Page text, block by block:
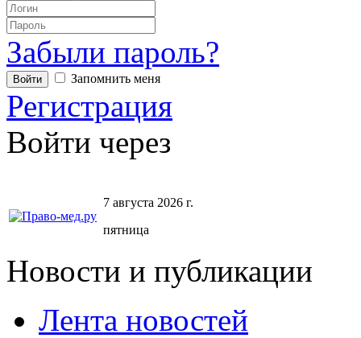
Забыли пароль?
Запомнить меня
Регистрация
Войти через
7 августа 2026 г.
пятница
Новости и публикации
Лента новостей